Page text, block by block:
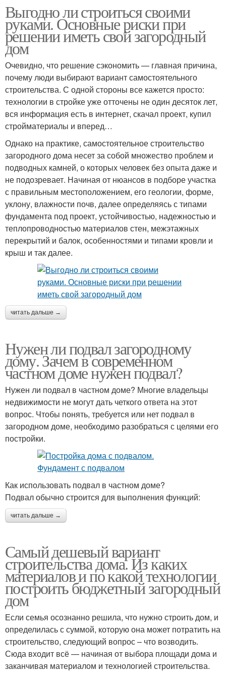
Выгодно ли строиться своими
руками. Основные риски при
решении иметь свой загородный
дом
Очевидно, что решение сэкономить — главная причина,
почему люди выбирают вариант самостоятельного
строительства. С одной стороны все кажется просто:
технологии в стройке уже отточены не один десяток лет,
вся информация есть в интернет, скачал проект, купил
стройматериалы и вперед…
Однако на практике, самостоятельное строительство
загородного дома несет за собой множество проблем и
подводных камней, о которых человек без опыта даже и
не подозревает. Начиная от нюансов в подборе участка
с правильным местоположением, его геологии, форме,
уклону, влажности почв, далее определяясь с типами
фундамента под проект, устойчивостью, надежностью и
теплопроводностью материалов стен, межэтажных
перекрытий и балок, особенностями и типами кровли и
крыш и так далее.
читать дальше →
Нужен ли подвал загородному
дому. Зачем в современном
частном доме нужен подвал?
Нужен ли подвал в частном доме? Многие владельцы
недвижимости не могут дать четкого ответа на этот
вопрос. Чтобы понять, требуется или нет подвал в
загородном доме, необходимо разобраться с целями его
постройки.
Как использовать подвал в частном доме?
Подвал обычно строится для выполнения функций:
читать дальше →
Самый дешевый вариант
строительства дома. Из каких
материалов и по какой технологии
построить бюджетный загородный
дом
Если семья осознанно решила, что нужно строить дом, и
определилась с суммой, которую она может потратить на
строительство, следующий вопрос – что возводить.
Сюда входит всё — начиная от выбора площади дома и
заканчивая материалом и технологией строительства.